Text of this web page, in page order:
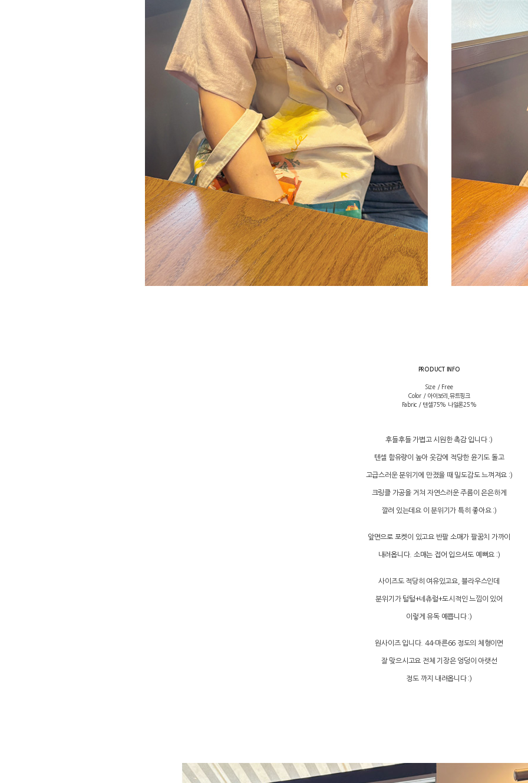
PRODUCT INFO
Size / Free
Color / 아이보리,뮤트핑크
Fabric / 텐셀75% 나일론25%
후들후들 가볍고 시원한 촉감 입니다 :)
텐셀 함유량이 높아 옷감에 적당한 윤기도 돌고
고급스러운 분위기에 만졌을 때 밀도감도 느껴져요 :)
크링클 가공을 거쳐 자연스러운 주름이 은은하게
깔려 있는데요 이 분위기가 특히 좋아요 :)
앞면으로 포켓이 있고요 반팔 소매가 팔꿈치 가까이
내려옵니다. 소매는 접어 입으셔도 예뻐요 :)
사이즈도 적당히 여유있고요, 블라우스인데
분위기가 털털+네츄럴+도시적인 느낌이 있어
이렇게 유독 예쁩니다 :)
원사이즈 입니다. 44-마른66 정도의 체형이면
잘 맞으시고요 전체 기장은 엉덩이 아랫선
정도 까지 내려옵니다 :)